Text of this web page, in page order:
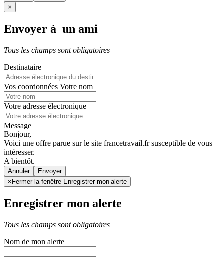
×
Envoyer à un ami
Tous les champs sont obligatoires
Destinataire
Vos coordonnées Votre nom
Votre adresse électronique
Message
Bonjour,
Voici une offre parue sur le site francetravail.fr susceptible de vous
intéresser.
A bientôt.
Annuler
× Fermer la fenêtre Enregistrer mon alerte
Enregistrer mon alerte
Tous les champs sont obligatoires
Nom de mon alerte